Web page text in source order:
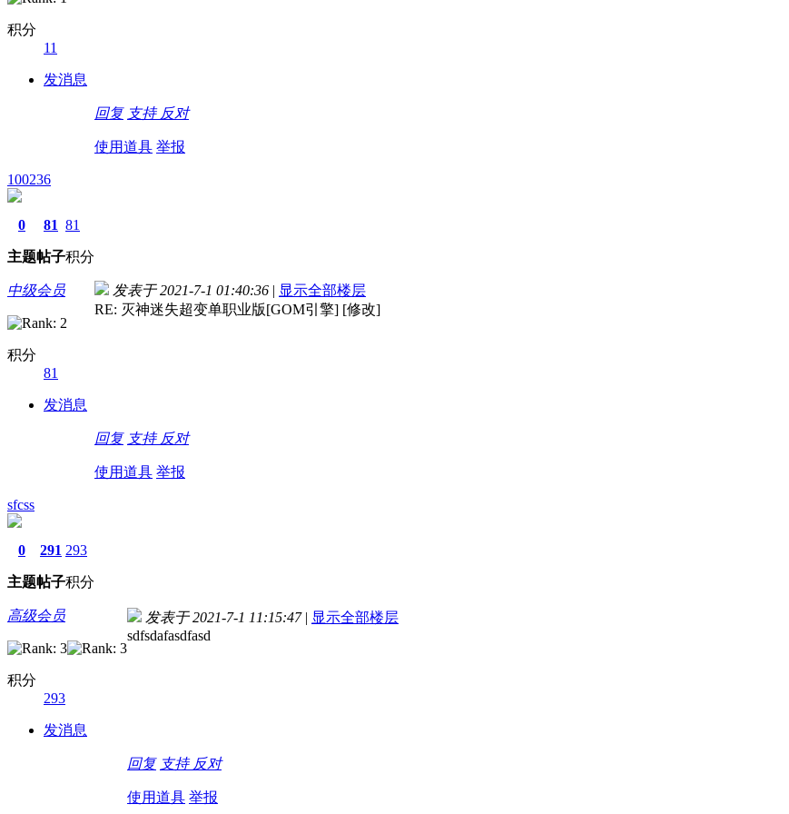
积分
11
发消息
回复 支持 反对
使用道具 举报
100236
0
主题
81
帖子
81
积分
中级会员
积分
81
发消息
发表于 2021-7-1 01:40:36 | 显示全部楼层
RE: 灭神迷失超变单职业版[GOM引擎] [修改]
回复 支持 反对
使用道具 举报
sfcss
0
主题
291
帖子
293
积分
高级会员
积分
293
发消息
发表于 2021-7-1 11:15:47 | 显示全部楼层
sdfsdafasdfasd
回复 支持 反对
使用道具 举报